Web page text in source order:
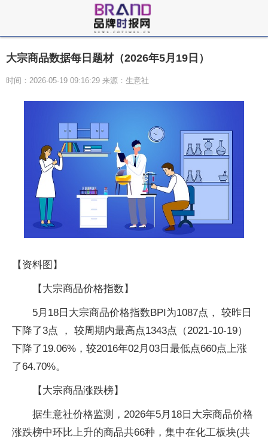
大宗商品数据每日题材（2026年5月19日）​
时间：2026-05-19 09:16:29 来源：生意社
【资料图】
【大宗商品价格指数】
5月18日大宗商品价格指数BPI为1087点， 较昨日
下降了3点 ， 较周期内最高点1343点（2021-10-19）
下降了19.06%，较2016年02月03日最低点660点上涨
了64.70%。
【大宗商品涨跌榜】
据生意社价格监测，2026年5月18日大宗商品价格
涨跌榜中环比上升的商品共66种，集中在化工板块(共